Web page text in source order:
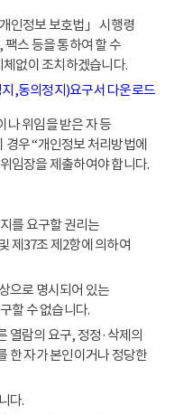
인정보 보호법」 시행령
스 등을 통하여 할 수
없이 조치하겠습니다.
,동의정지)요구서 다운로드
위임을 받은 자 등
경우 “개인정보 처리방법에
임장을 제출하여야 합니다.
를 요구할 권리는
제37조 제2항에 의하여
으로 명시되어 있는
할 수 없습니다.
열람의 요구, 정정·삭제의
한 자가 본인이거나 정당한
다.